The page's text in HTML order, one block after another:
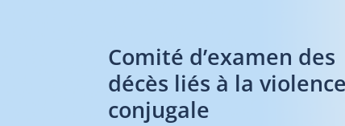
Comité d’examen des
décès liés à la violence
conjugale